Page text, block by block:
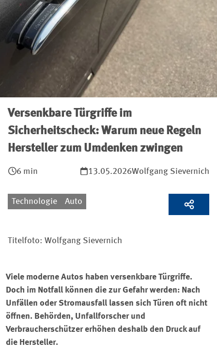
Versenkbare Türgriffe im
Sicherheitscheck: Warum neue Regeln
Hersteller zum Umdenken zwingen
6 min 13.05.2026Wolfgang Sievernich
Technologie Auto
Titelfoto: Wolfgang Sievernich
Viele moderne Autos haben versenkbare Türgriffe.
Doch im Notfall können die zur Gefahr werden: Nach
Unfällen oder Stromausfall lassen sich Türen oft nicht
öffnen. Behörden, Unfallforscher und
Verbraucherschützer erhöhen deshalb den Druck auf
die Hersteller.